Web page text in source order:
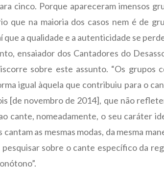
cinco. Porque apareceram imensos
que na maioria dos casos nem é de
que a qualidade e a autenticidade se
ensaiador dos Cantadores do
sobre este assunto. “Os grupos
igual àquela que contribuiu para o
[de novembro de 2014], que não
cante, nomeadamente, o seu caráter
cantam as mesmas modas, da mesma
sobre o cante específico da